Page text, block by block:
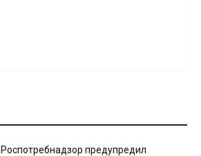
Роспотребнадзор предупредил